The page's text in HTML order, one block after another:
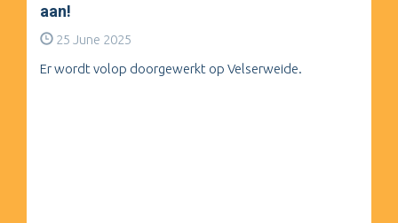
aan!
25 June 2025
Er wordt volop doorgewerkt op Velserweide.